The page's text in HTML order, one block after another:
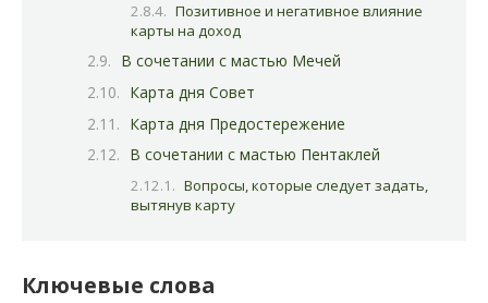
Позитивное и негативное влияние
карты на доход
В сочетании с мастью Мечей
Карта дня Совет
Карта дня Предостережение
В сочетании с мастью Пентаклей
Вопросы, которые следует задать,
вытянув карту
Ключевые слова